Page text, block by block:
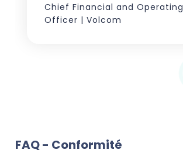
Chief Financial and Operating
Officer | Volcom
FAQ - Conformité